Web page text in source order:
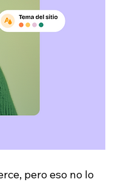
pero eso no lo